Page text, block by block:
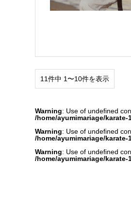
11件中 1〜10件を表示
Warning: Use of undefined
/home/ayumimariage/
Warning: Use of undefined
/home/ayumimariage/
Warning: Use of undefined
/home/ayumimariage/